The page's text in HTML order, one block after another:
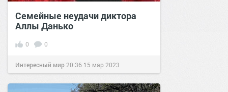
Семейные неудачи диктора
Аллы Данько
0 0
Интересный мир 20:36 15 мар 2023